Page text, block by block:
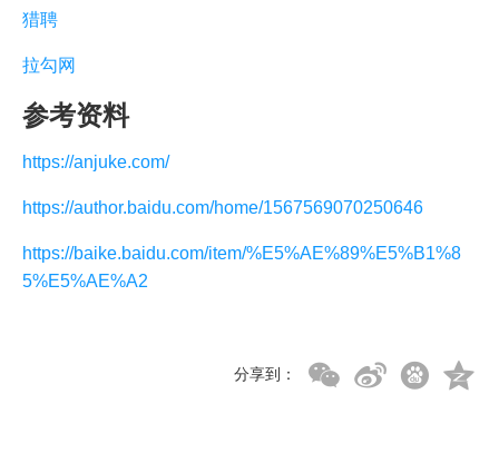
猎聘
拉勾网
参考资料
https://anjuke.com/
https://author.baidu.com/home/1567569070250646
https://baike.baidu.com/item/%E5%AE%89%E5%B1%8
5%E5%AE%A2
分享到：